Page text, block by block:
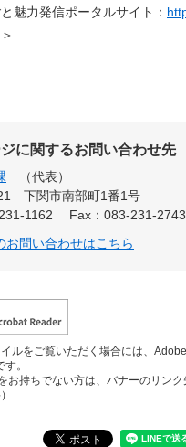
魅力発信ポータルサイト：
に関するお問い合わせ先
代表
下関市南部町1番1号
1162
Fax：083-231-2743
お問い合わせはこちら
ルをご覧いただく場合には、
。
お持ちでない方は、バナーのリンク